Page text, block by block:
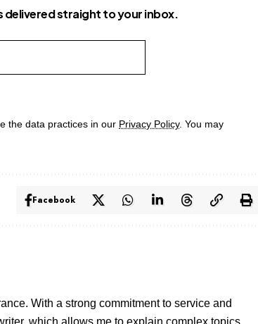
delivered straight to your inbox.
the data practices in our Privacy Policy. You may
Facebook
With a strong commitment to service and